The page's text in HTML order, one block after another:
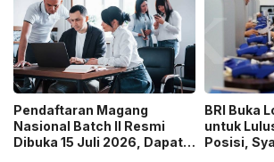
Pendaftaran Magang
Nasional Batch II Resmi
Dibuka 15 Juli 2026, Dapat
BRI Buka
untuk
Posisi,